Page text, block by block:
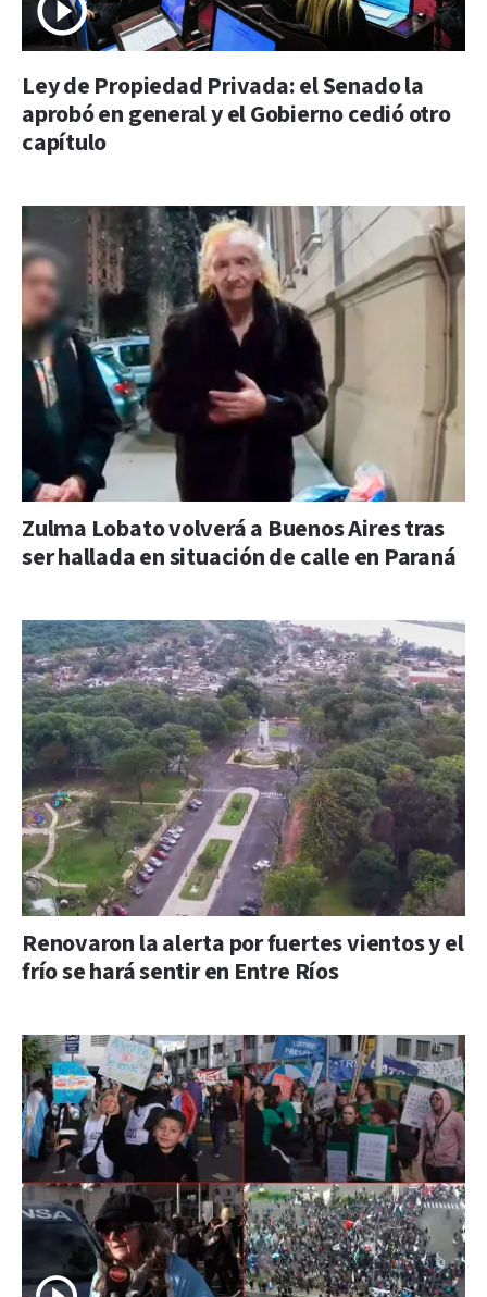
Ley de Propiedad Privada: el Senado la
aprobó en general y el Gobierno cedió otro
capítulo
Zulma Lobato volverá a Buenos Aires tras
ser hallada en situación de calle en Paraná
Renovaron la alerta por fuertes vientos y el
frío se hará sentir en Entre Ríos